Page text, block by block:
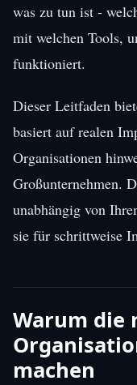
was zu tun ist -
mit welchen Tools,
funktioniert.
Dieser Leitfaden
basiert auf realen
Organisationen
Großunternehmen.
unabhängig von
sie für schrittweise
Warum die
machen